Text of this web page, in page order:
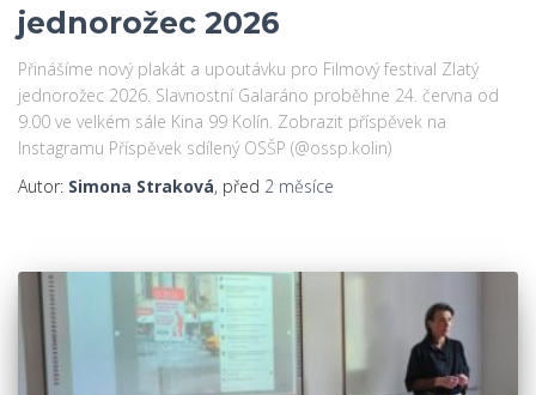
jednorožec 2026
Přinášíme nový plakát a upoutávku pro Filmový festival Zlatý
jednorožec 2026. Slavnostní Galaráno proběhne 24. června od
9.00 ve velkém sále Kina 99 Kolín. Zobrazit příspěvek na
Instagramu Příspěvek sdílený OSŠP (@ossp.kolin)
Autor: Simona Straková, před 2 měsíce